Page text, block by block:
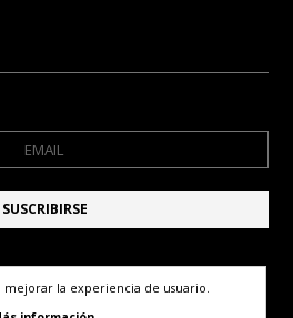
mejorar la experiencia de usuario.